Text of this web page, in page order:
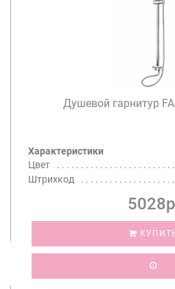
Душевой гарнитур
Характеристики
Цвет
Штрихкод